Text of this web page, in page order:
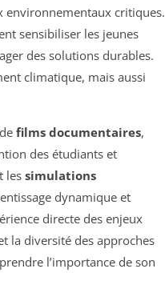
environnementaux critiques.
sensibiliser les jeunes
des solutions durables.
climatique, mais aussi
films documentaires,
des étudiants et
les simulations
dynamique et
directe des enjeux
la diversité des approches
l’importance de son